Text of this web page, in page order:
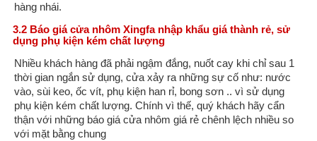
hàng nhái.
3.2 Báo giá cửa nhôm Xingfa nhập khẩu giá thành rẻ, sử
dụng phụ kiện kém chất lượng
Nhiều khách hàng đã phải ngậm đắng, nuốt cay khi chỉ sau 1
thời gian ngắn sử dụng, cửa xảy ra những sự cố như: nước
vào, sùi keo, ốc vít, phụ kiện han rỉ, bong sơn .. vì sử dụng
phụ kiện kém chất lượng. Chính vì thế, quý khách hãy cẩn
thận với những báo giá cửa nhôm giá rẻ chênh lệch nhiều so
với mặt bằng chung